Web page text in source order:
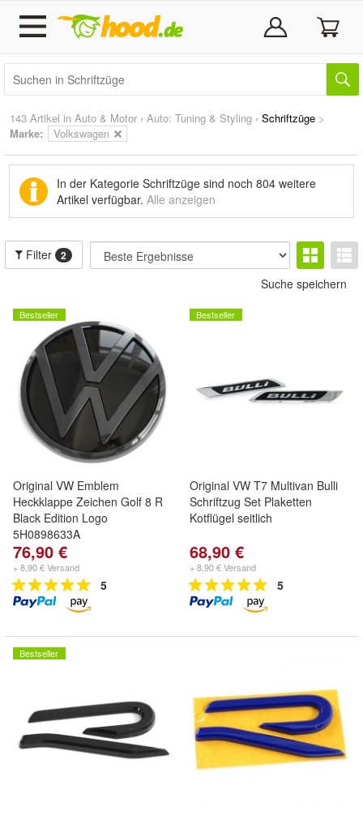
143 Artikel in Auto & Motor › Auto: Tuning & Styling › Schriftzüge >
Marke: Volkswagen
In der Kategorie Schriftzüge sind noch 804 weitere
Artikel verfügbar. Alle anzeigen
Filter 2
Suche speichern
Bestseller
Original VW Emblem
Heckklappe Zeichen Golf 8 R
Black Edition Logo
5H0898633A
76,90 €
+ 8,90 € Versand
5
Bestseller
Original VW T7 Multivan Bulli
Schriftzug Set Plaketten
Kotflügel seitlich
68,90 €
+ 8,90 € Versand
5
Bestseller